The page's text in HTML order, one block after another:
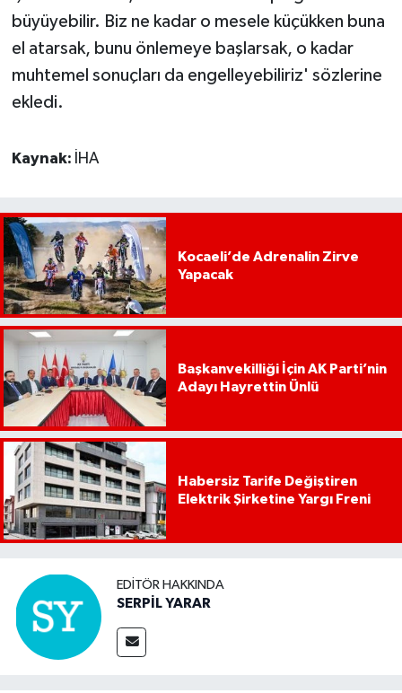
büyüyebilir. Biz ne kadar o mesele küçükken buna
el atarsak, bunu önlemeye başlarsak, o kadar
muhtemel sonuçları da engelleyebiliriz' sözlerine
ekledi.
Kaynak: İHA
Kocaeli’de Adrenalin Zirve
Yapacak
Başkanvekilliği İçin AK Parti’nin
Adayı Hayrettin Ünlü
Habersiz Tarife Değiştiren
Elektrik Şirketine Yargı Freni
EDITÖR HAKKINDA
SERPİL YARAR